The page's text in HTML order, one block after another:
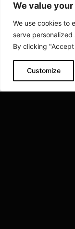
We value
We use cookies to
serve
By clicking
Customize
インダクト
神戸